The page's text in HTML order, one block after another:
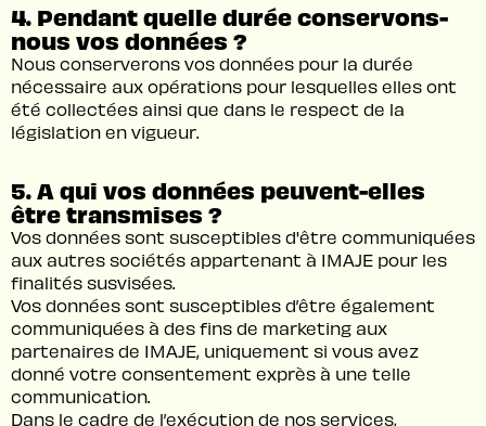
4. Pendant quelle durée conservons-
nous vos données ?
Nous conserverons vos données pour la durée
nécessaire aux opérations pour lesquelles elles ont
été collectées ainsi que dans le respect de la
législation en vigueur.
5. A qui vos données peuvent-elles
être transmises ?
Vos données sont susceptibles d'être communiquées
aux autres sociétés appartenant à IMAJE pour les
finalités susvisées.
Vos données sont susceptibles d’être également
communiquées à des fins de marketing aux
partenaires de IMAJE, uniquement si vous avez
donné votre consentement exprès à une telle
communication.
Dans le cadre de l’exécution de nos services,